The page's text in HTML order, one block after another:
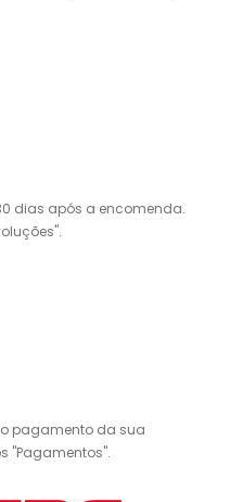
dias após a encomenda.
pagamento da sua
"Pagamentos".